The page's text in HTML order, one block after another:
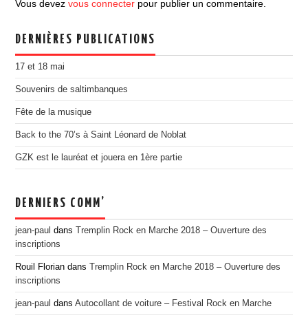
EDITION 2016
EDITION 2015
EDITION 2012
PRESSE
CONTACT
Vous devezvous connecter pour publier un commentaire.
DERNIÈRES PUBLICATIONS
17 et 18 mai
Souvenirs de saltimbanques
Fête de la musique
Back to the 70’s à Saint Léonard de Noblat
GZK est le lauréat et jouera en 1ère partie
DERNIERS COMM’
jean-paul dansTremplin Rock en Marche 2018 – Ouverture des
inscriptions
Rouil Florian dansTremplin Rock en Marche 2018 – Ouverture des
inscriptions
jean-paul dansAutocollant de voiture – Festival Rock en Marche